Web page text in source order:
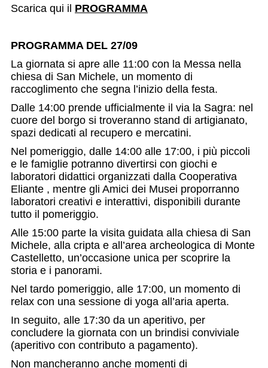
Scarica qui il PROGRAMMA
PROGRAMMA DEL 27/09
La giornata si apre alle 11:00 con la Messa nella
chiesa di San Michele, un momento di
raccoglimento che segna l’inizio della festa.
Dalle 14:00 prende ufficialmente il via la Sagra: nel
cuore del borgo si troveranno stand di artigianato,
spazi dedicati al recupero e mercatini.
Nel pomeriggio, dalle 14:00 alle 17:00, i più piccoli
e le famiglie potranno divertirsi con giochi e
laboratori didattici organizzati dalla Cooperativa
Eliante , mentre gli Amici dei Musei proporranno
laboratori creativi e interattivi, disponibili durante
tutto il pomeriggio.
Alle 15:00 parte la visita guidata alla chiesa di San
Michele, alla cripta e all’area archeologica di Monte
Castelletto, un’occasione unica per scoprire la
storia e i panorami.
Nel tardo pomeriggio, alle 17:00, un momento di
relax con una sessione di yoga all’aria aperta.
In seguito, alle 17:30 da un aperitivo, per
concludere la giornata con un brindisi conviviale
(aperitivo con contributo a pagamento).
Non mancheranno anche momenti di